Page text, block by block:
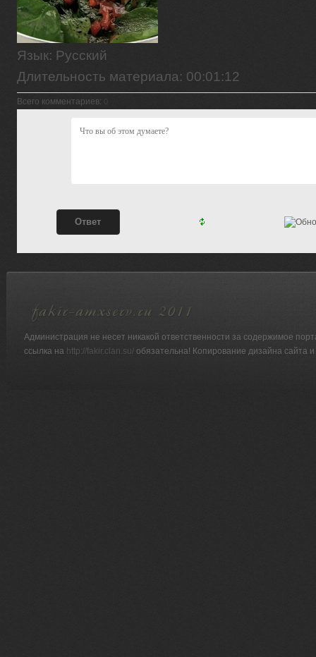
Язык: Русский
Длительность материала: 00:01:12
Всего комментариев:
Администрация не несет никакой ответственности за содержимое
ссылка на http://fakir.clan.su/ обязательна! Копирование дизайна сайта